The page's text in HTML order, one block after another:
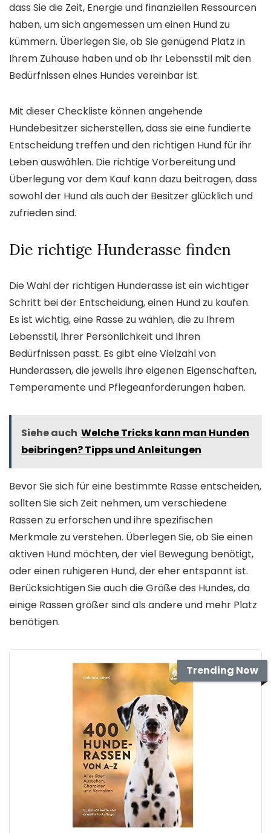
dass Sie die Zeit, Energie und finanziellen Ressourcen
haben, um sich angemessen um einen Hund zu
kümmern. Überlegen Sie, ob Sie genügend Platz in
Ihrem Zuhause haben und ob Ihr Lebensstil mit den
Bedürfnissen eines Hundes vereinbar ist.
Mit dieser Checkliste können angehende
Hundebesitzer sicherstellen, dass sie eine fundierte
Entscheidung treffen und den richtigen Hund für ihr
Leben auswählen. Die richtige Vorbereitung und
Überlegung vor dem Kauf kann dazu beitragen, dass
sowohl der Hund als auch der Besitzer glücklich und
zufrieden sind.
Die richtige Hunderasse finden
Die Wahl der richtigen Hunderasse ist ein wichtiger
Schritt bei der Entscheidung, einen Hund zu kaufen.
Es ist wichtig, eine Rasse zu wählen, die zu Ihrem
Lebensstil, Ihrer Persönlichkeit und Ihren
Bedürfnissen passt. Es gibt eine Vielzahl von
Hunderassen, die jeweils ihre eigenen Eigenschaften,
Temperamente und Pflegeanforderungen haben.
Siehe auch Welche Tricks kann man Hunden
beibringen? Tipps und Anleitungen
Bevor Sie sich für eine bestimmte Rasse entscheiden,
sollten Sie sich Zeit nehmen, um verschiedene
Rassen zu erforschen und ihre spezifischen
Merkmale zu verstehen. Überlegen Sie, ob Sie einen
aktiven Hund möchten, der viel Bewegung benötigt,
oder einen ruhigeren Hund, der eher entspannt ist.
Berücksichtigen Sie auch die Größe des Hundes, da
einige Rassen größer sind als andere und mehr Platz
benötigen.
Trending Now